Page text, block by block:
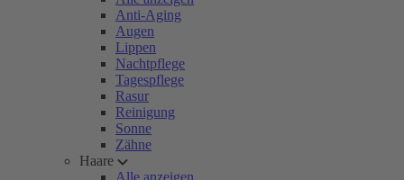
Anti-Aging
Augen
Lippen
Nachtpflege
Tagespflege
Rasur
Reinigung
Sonne
Zähne
Haare
Alle anzeigen